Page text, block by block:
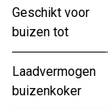
Geschikt voor
buizen tot
Laadvermogen
buizenkoker